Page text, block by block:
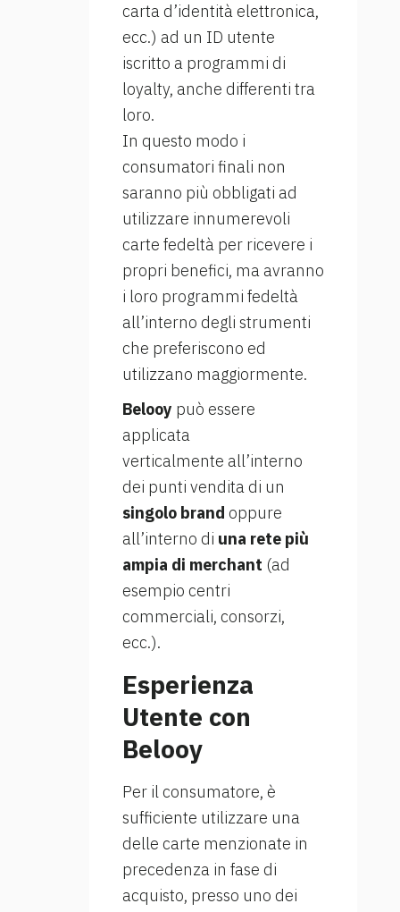
carta d’identità elettronica,
ecc.) ad un ID utente
iscritto a programmi di
loyalty, anche differenti tra
loro.
In questo modo i
consumatori finali non
saranno più obbligati ad
utilizzare innumerevoli
carte fedeltà per ricevere i
propri benefici, ma avranno
i loro programmi fedeltà
all’interno degli strumenti
che preferiscono ed
utilizzano maggiormente.
Belooy può essere
applicata
verticalmente all’interno
dei punti vendita di un
singolo brand oppure
all’interno di una rete più
ampia di merchant (ad
esempio centri
commerciali, consorzi,
ecc.).
Esperienza
Utente con
Belooy
Per il consumatore, è
sufficiente utilizzare una
delle carte menzionate in
precedenza in fase di
acquisto, presso uno dei